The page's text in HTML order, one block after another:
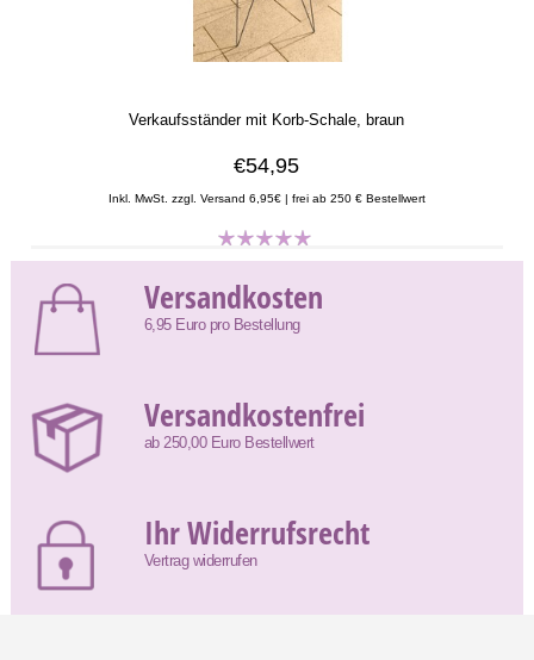
Verkaufsständer mit Korb-Schale, braun
€54,95
Inkl. MwSt. zzgl. Versand 6,95€ | frei ab 250 € Bestellwert
Versandkosten
6,95 Euro pro Bestellung
Versandkostenfrei
ab 250,00 Euro Bestellwert
Ihr Widerrufsrecht
Vertrag widerrufen